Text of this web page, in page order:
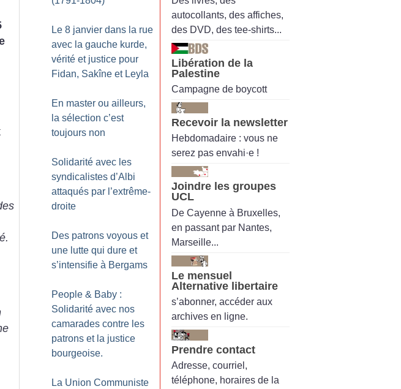
Le 8 janvier dans la rue
avec la gauche kurde,
vérité et justice pour
Fidan, Sakîne et Leyla
En master ou ailleurs,
la sélection c’est
toujours non
Solidarité avec les
syndicalistes d’Albi
attaqués par l’extrême-
droite
Des patrons voyous et
une lutte qui dure et
s’intensifie à Bergams
People & Baby :
Solidarité avec nos
camarades contre les
patrons et la justice
bourgeoise.
La Union Communiste
autocollants, des affiches,
des DVD, des tee-shirts...
Libération de la
Palestine
Campagne de boycott
Recevoir la newsletter
Hebdomadaire : vous ne
serez pas envahi·e !
Joindre les groupes
UCL
De Cayenne à Bruxelles,
en passant par Nantes,
Marseille...
Le mensuel
Alternative libertaire
s’abonner, accéder aux
archives en ligne.
Prendre contact
Adresse, courriel,
téléphone, horaires de la